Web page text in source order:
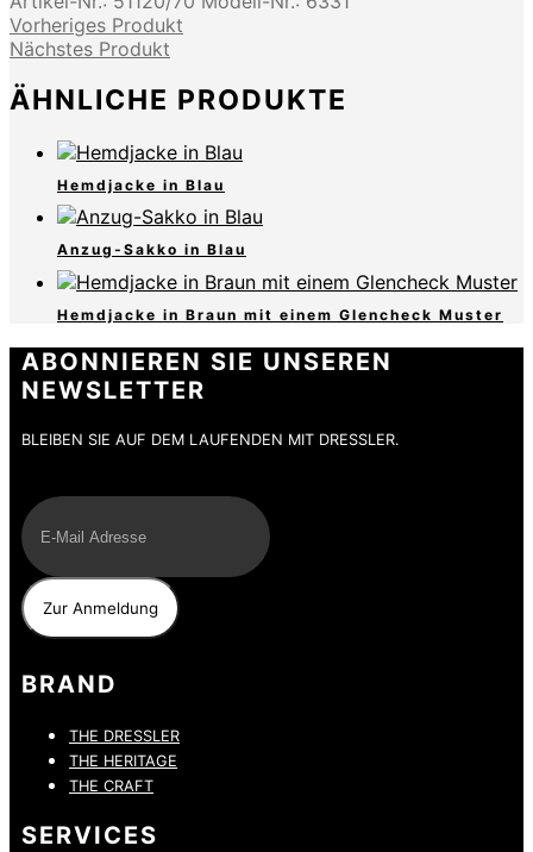
Vorheriges Produkt
Nächstes Produkt
ÄHNLICHE PRODUKTE
Hemdjacke in Blau
Anzug-Sakko in Blau
Hemdjacke in Braun mit einem Glencheck Muster
ABONNIEREN SIE UNSEREN
NEWSLETTER
BLEIBEN SIE AUF DEM LAUFENDEN MIT DRESSLER.
BRAND
THE DRESSLER
THE HERITAGE
THE CRAFT
SERVICES